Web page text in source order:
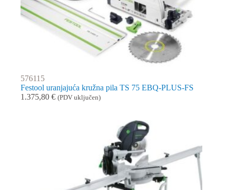
576115
Festool uranjajuća kružna pila TS 75 EBQ-PLUS-FS
1.375,80 € (PDV uključen)